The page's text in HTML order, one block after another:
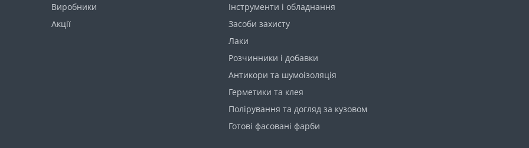
Виробники
Акції
Інструменти і обладнання
Засоби захисту
Лаки
Розчинники і добавки
Антикори та шумоізоляція
Герметики та клея
Полірування та догляд за кузовом
Готові фасовані фарби